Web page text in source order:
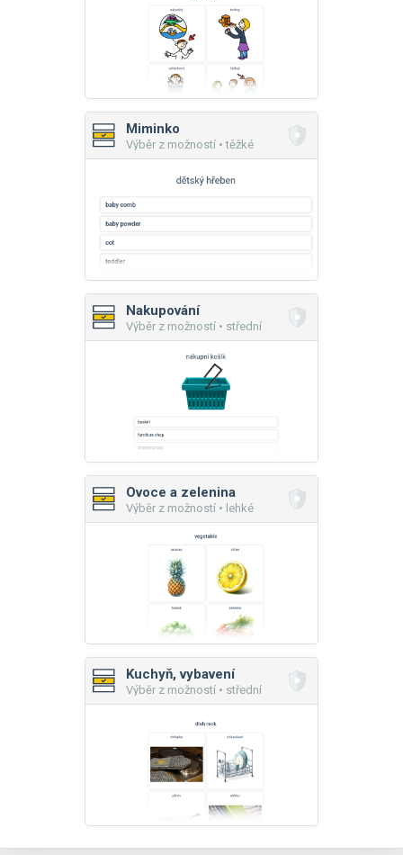
Miminko
Výběr z možností • těžké
Nakupování
Výběr z možností • střední
Ovoce a zelenina
Výběr z možností • lehké
Kuchyň, vybavení
Výběr z možností • střední